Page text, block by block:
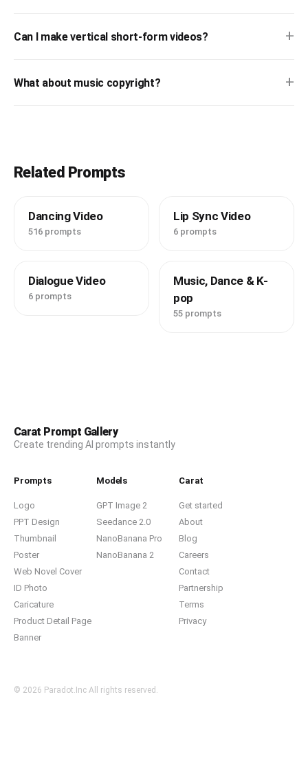
Can I make vertical short-form videos? +
What about music copyright? +
Related Prompts
Dancing Video
516 prompts
Lip Sync Video
6 prompts
Dialogue Video
6 prompts
Music, Dance & K-
pop
55 prompts
Carat Prompt Gallery
Create trending AI prompts instantly
Prompts
Logo
PPT Design
Thumbnail
Poster
Web Novel Cover
ID Photo
Caricature
Product Detail Page
Banner
Models
GPT Image 2
Seedance 2.0
NanoBanana Pro
NanoBanana 2
Carat
Get started
About
Blog
Careers
Contact
Partnership
Terms
Privacy
© 2026 Paradot.Inc All rights reserved.